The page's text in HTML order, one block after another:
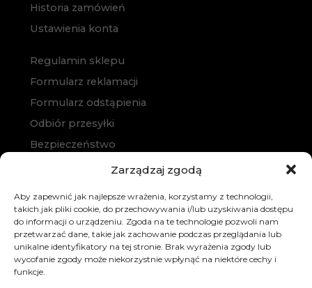
Zarządzaj zgodą
Aby zapewnić jak najlepsze wrażenia, korzystamy z technologii,
takich jak pliki cookie, do przechowywania i/lub uzyskiwania dostępu
do informacji o urządzeniu. Zgoda na te technologie pozwoli nam
przetwarzać dane, takie jak zachowanie podczas przeglądania lub
unikalne identyfikatory na tej stronie. Brak wyrażenia zgody lub
wycofanie zgody może niekorzystnie wpłynąć na niektóre cechy i
funkcje.
Historia zamówień
Ustawienia konta
Regulamin sklepu
Formularz reklamacji
Formularz odstąpienia
Odbiór przesyłki
Bezpieczeństwo
Polityka prywatności
Zakup na raty
Kontakt